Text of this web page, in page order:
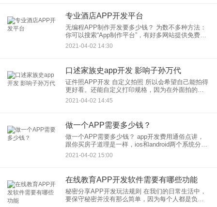
专业酒店APP开发平台
无编程APP制作开发要多少钱？ 为数不多种方法：
你可以搜索“App制作平台”，有好多网站提供免费的
2021-04-02 14:30
口述家族史app开发 影响子孙万代
证件照APP开发 自定义拍照 所以会希望自己能拍得
更好看。还能自定义打印规格，因为在外面拍的都
不太好看，方便现在年轻一代去选择自己喜欢的风
格来拍照。用户自己选择规则，还能进行无限扩展
2021-04-02 14:45
做一个APP需要多少钱？
做一个APP需要多少钱？ app开发费用通俗点讲，
跟你买房子道理是一样，ios和android两个系统分别
是两座房子， 你是买一套还是二套都买，
2021-04-02 15:00
在线教育APP开发软件需要有哪些功能
秘密分享APP开发玩法规则 在我们的日常生活中，
要保守秘密并没有那么简单，因为每个人都是负重